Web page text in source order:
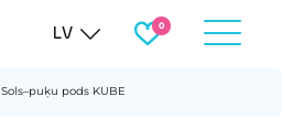
LV
Sols–puķu pods KUBE